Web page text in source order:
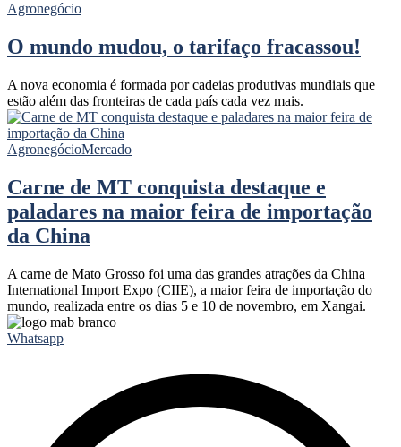
Agronegócio
O mundo mudou, o tarifaço fracassou!
A nova economia é formada por cadeias produtivas mundiais que
estão além das fronteiras de cada país cada vez mais.
AgronegócioMercado
Carne de MT conquista destaque e
paladares na maior feira de importação
da China
A carne de Mato Grosso foi uma das grandes atrações da China
International Import Expo (CIIE), a maior feira de importação do
mundo, realizada entre os dias 5 e 10 de novembro, em Xangai.
Whatsapp